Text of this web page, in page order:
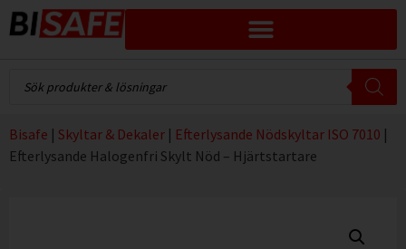
Bisafe | Skyltar & Dekaler | Efterlysande Nödskyltar ISO 7010 |
Efterlysande Halogenfri Skylt Nöd – Hjärtstartare